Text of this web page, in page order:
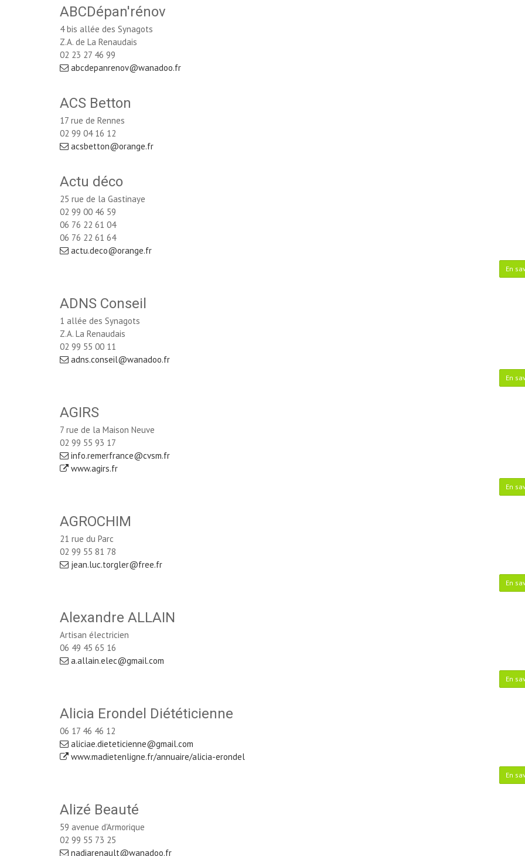
ABCDépan'rénov
4 bis allée des Synagots
Z.A. de La Renaudais
02 23 27 46 99
abcdepanrenov@wanadoo.fr
ACS Betton
17 rue de Rennes
02 99 04 16 12
acsbetton@orange.fr
Actu déco
25 rue de la Gastinaye
02 99 00 46 59
06 76 22 61 04
06 76 22 61 64
actu.deco@orange.fr
En
ADNS Conseil
1 allée des Synagots
Z.A. La Renaudais
02 99 55 00 11
adns.conseil@wanadoo.fr
En
AGIRS
7 rue de la Maison Neuve
02 99 55 93 17
info.remerfrance@cvsm.fr
www.agirs.fr
En
AGROCHIM
21 rue du Parc
02 99 55 81 78
jean.luc.torgler@free.fr
En
Alexandre ALLAIN
Artisan électricien
06 49 45 65 16
a.allain.elec@gmail.com
En
Alicia Erondel Diététicienne
06 17 46 46 12
aliciae.dieteticienne@gmail.com
www.madietenligne.fr/annuaire/alicia-erondel
En
Alizé Beauté
59 avenue d'Armorique
02 99 55 73 25
nadiarenault@wanadoo.fr